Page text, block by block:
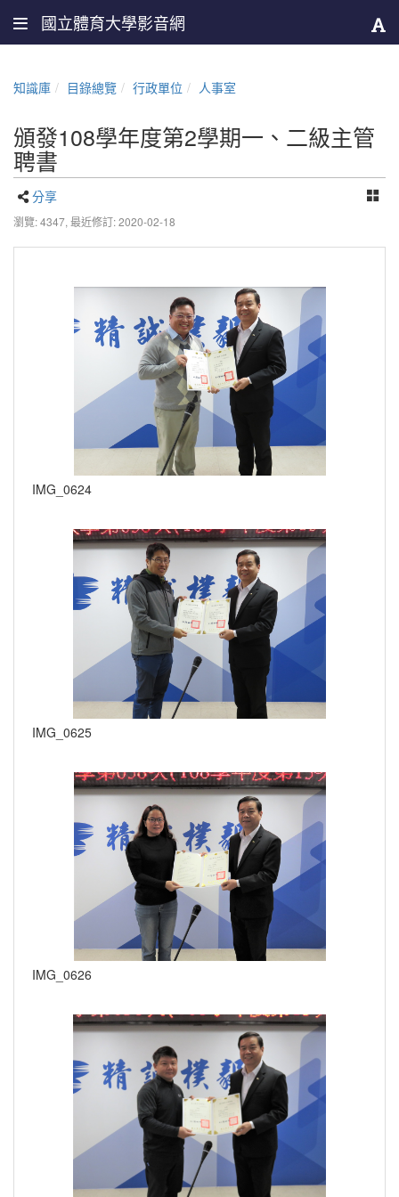
國立體育大學影音網
知識庫 目錄總覽 行政單位 人事室
頒發108學年度第2學期一、二級主管
聘書
分享
瀏覽: 4347, 最近修訂: 2020-02-18
IMG_0624
IMG_0625
IMG_0626